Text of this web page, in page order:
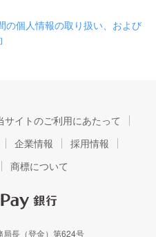
の個人情報の取り扱い、および
サイトのご利用にあたって
企業情報
採用情報
商標について
局長（登金）第624号